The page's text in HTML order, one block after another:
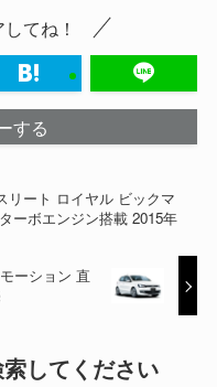
てね！
する
リート ロイヤル ビックマ
ーボエンジン搭載 2015年
ーション 直
してください